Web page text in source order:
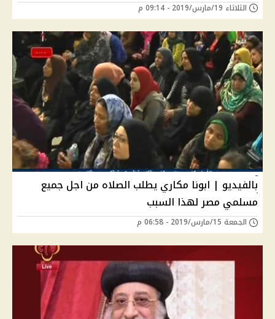
الثلاثاء 19/مارس/2019 - 09:14 م
بالفيديو | ابونا مكاري يطلب الصلاه من اجل جميع
مسلمي مصر لهذا السبب
الجمعة 15/مارس/2019 - 06:58 م